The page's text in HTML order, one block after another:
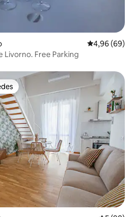
4,96 de uma
4,96 (69)
Livorno. Free Parking
dos hóspedes